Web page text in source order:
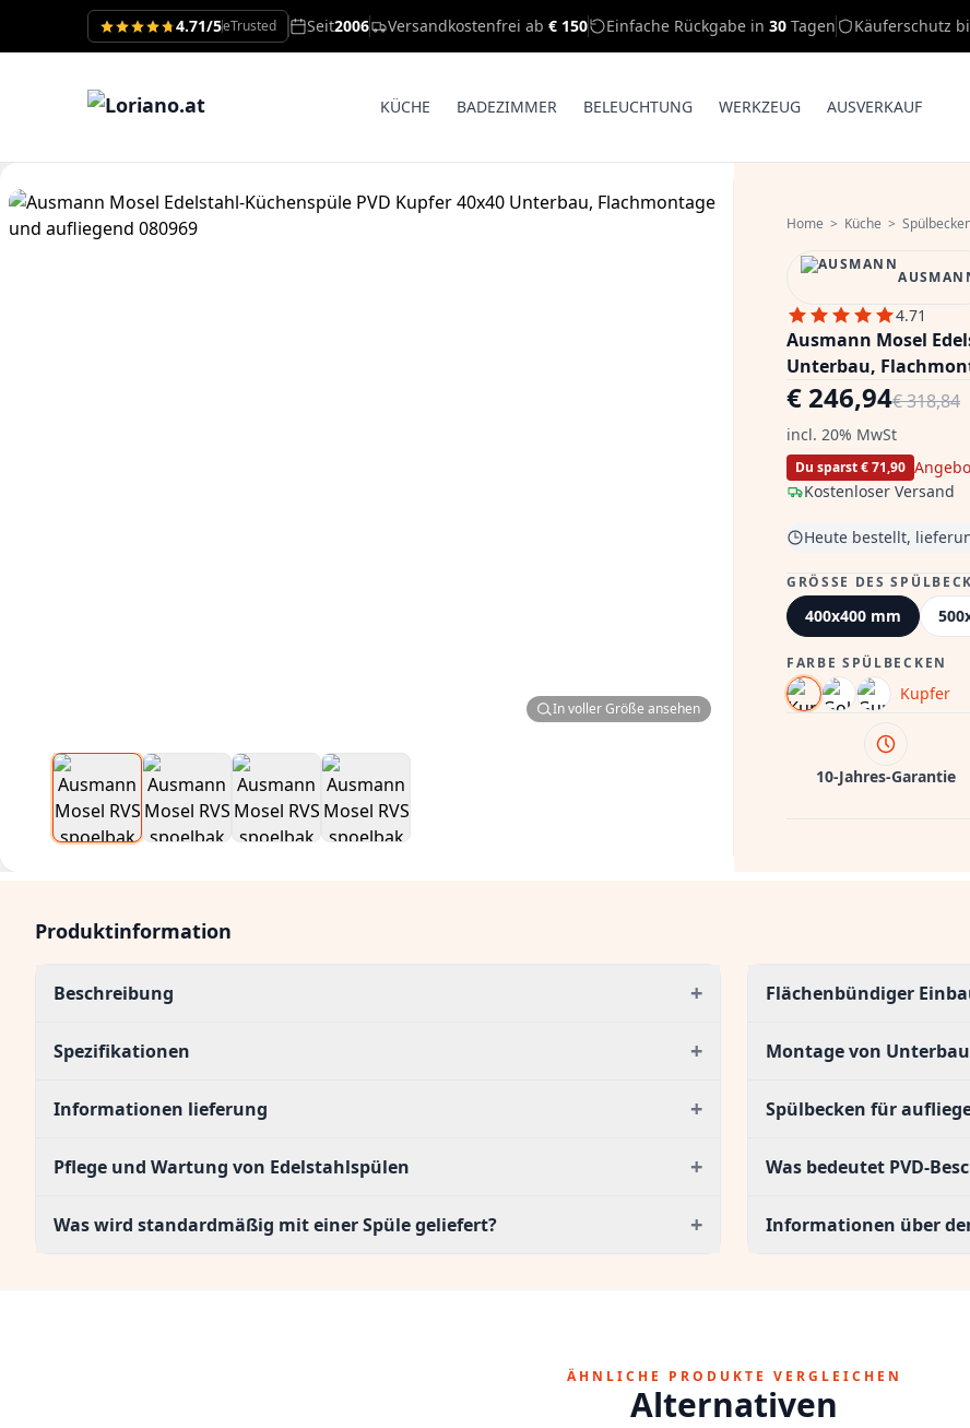
4.71/5eTrusted Seit2006 Versandkostenfrei ab € 150 Einfache Rückgabe in 30 Tagen Käuferschutz
KÜCHE BADEZIMMER BELEUCHTUNG WERKZEUG AUSVERKAUF
In voller Größe ansehen
Home > Küche >
4.71
Ausmann Mosel
Unterbau,
€ 246,94€ 318,84
incl. 20% MwSt
Du sparst € 71,90
Kostenloser Versand
Heute bestellt,
GRÖSSE DES
400x400 mm
FARBE SPÜLBECKEN
Kupfer
10-Jahres-Garantie
Produktinformation
Beschreibung +
Spezifikationen +
Informationen lieferung +
Pflege und Wartung von Edelstahlspülen +
Was wird standardmäßig mit einer Spüle geliefert? +
Flächenbündiger
Montage von
Spülbecken für
Was bedeutet PVD-
Informationen über
ÄHNLICHE PRODUKTE VERGLEICHEN
Alternativen